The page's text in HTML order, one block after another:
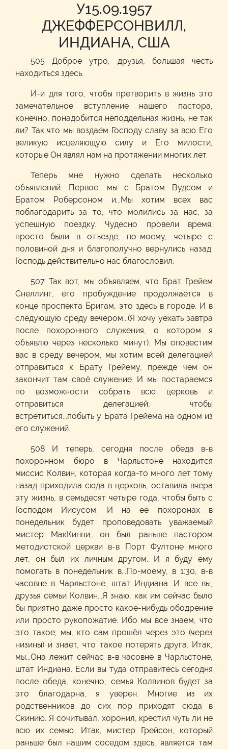
У15.09.1957
ДЖЕФФЕРСОНВИЛЛ,
ИНДИАНА, США
505 Доброе утро, друзья, большая честь
находиться здесь.
И-и для того, чтобы претворить в жизнь это
замечательное вступление нашего пастора,
конечно, понадобится неподдельная жизнь, не так
ли? Так что мы воздаём Господу славу за всю Его
великую исцеляющую силу и Его милости,
которые Он являл нам на протяжении многих лет.
Теперь мне нужно сделать несколько
объявлений. Первое: мы с Братом Вудсом и
Братом Роберсоном и...Мы хотим всех вас
поблагодарить за то, что молились за нас, за
успешную поездку. Чудесно провели время;
просто были в отъезде, по-моему, четыре с
половиной дня и благополучно вернулись назад.
Господь действительно нас благословил.
507 Так вот, мы объявляем, что Брат Грейем
Снеллинг, его пробуждение продолжается в
конце проспекта Бригам, это здесь в городе. И в
следующую среду вечером...(Я хочу уехать завтра
после похоронного служения, о котором я
объявлю через несколько минут). Мы оповестим
вас в среду вечером, мы хотим всей делегацией
отправиться к Брату Грейему, прежде чем он
закончит там своё служение. И мы постараемся
по возможности собрать всю церковь и
отправиться делегацией, чтобы
встретиться...побыть у Брата Грейема на одном из
его служений.
508 И теперь, сегодня после обеда в-в
похоронном бюро в Чарльстоне находится
миссис Колвин, которая когда-то много лет тому
назад приходила сюда в церковь, оставила вчера
эту жизнь, в семьдесят четыре года, чтобы быть с
Господом Иисусом. И на её похоронах в
понедельник будет проповедовать уважаемый
мистер МакКинни, он был раньше пастором
методистской церкви в-в Порт Фултоне много
лет, он был их личным другом. И я буду ему
помогать в понедельник в...По-моему, в 1:30, в-в
часовне в Чарльстоне, штат Индиана. И все вы,
друзья семьи Колвин...Я знаю, как им сейчас было
бы приятно даже просто какое-нибудь ободрение
или просто рукопожатие. Ибо мы все знаем, что
это такое; мы, кто сам прошёл через это (через
низины) и знает, что такое потерять друга. Итак,
мы...Она лежит сейчас в-в часовне в Чарльстоне,
штат Индиана. Если вы туда отправитесь сегодня
после обеда, конечно, семья Колвинов будет за
это благодарна, я уверен. Многие из их
родственников до сих пор приходят сюда в
Скинию. Я сочитывал, хоронил, крестил чуть ли не
всю их семью. Итак, мистер Грейсон, который
раньше был нашим соседом здесь, является там